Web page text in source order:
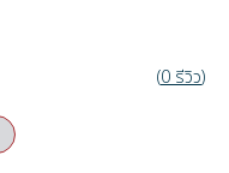
(0 รีวิว)